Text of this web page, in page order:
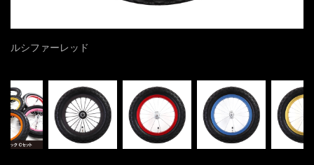
ルシファーレッド